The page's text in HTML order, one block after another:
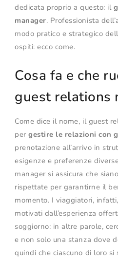
dedicata proprio a questo: il
manager. Professionista
modo pratico e strategico
ospiti: ecco come.
Cosa fa e che
guest relations
Come dice il nome, il guest
pergestire le relazioni con
prenotazione all’arrivo in
esigenze e preferenze
manager si assicura che
rispettate per garantirne il
momento. I viaggiatori,
motivati dall’esperienza
soggiorno: in altre parole,
e non solo una stanza dove
quindi che ciascuno di loro si